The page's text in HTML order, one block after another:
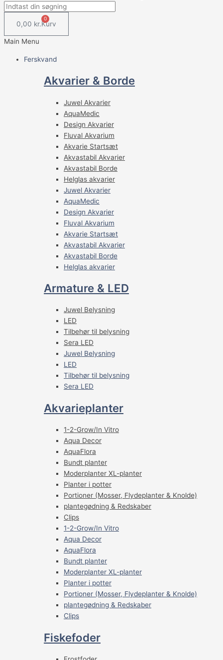
0,00 kr.
0
Kurv
Main Menu
Ferskvand
Akvarier & Borde
Juwel Akvarier
AquaMedic
Design Akvarier
Fluval Akvarium
Akvarie Startsæt
Akvastabil Akvarier
Akvastabil Borde
Helglas akvarier
Juwel Akvarier
AquaMedic
Design Akvarier
Fluval Akvarium
Akvarie Startsæt
Akvastabil Akvarier
Akvastabil Borde
Helglas akvarier
Armature & LED
Juwel Belysning
LED
Tilbehør til belysning
Sera LED
Juwel Belysning
LED
Tilbehør til belysning
Sera LED
Akvarieplanter
1-2-Grow/In Vitro
Aqua Decor
AquaFlora
Bundt planter
Moderplanter XL-planter
Planter i potter
Portioner (Mosser, Flydeplanter & Knolde)
plantegødning & Redskaber
Clips
1-2-Grow/In Vitro
Aqua Decor
AquaFlora
Bundt planter
Moderplanter XL-planter
Planter i potter
Portioner (Mosser, Flydeplanter & Knolde)
plantegødning & Redskaber
Clips
Fiskefoder